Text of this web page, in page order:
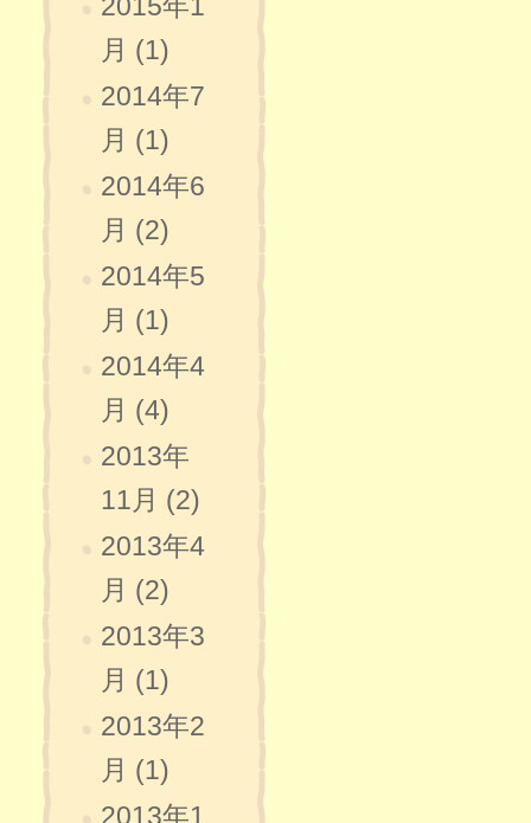
2015年1
月 (1)
2014年7
月 (1)
2014年6
月 (2)
2014年5
月 (1)
2014年4
月 (4)
2013年
11月 (2)
2013年4
月 (2)
2013年3
月 (1)
2013年2
月 (1)
2013年1